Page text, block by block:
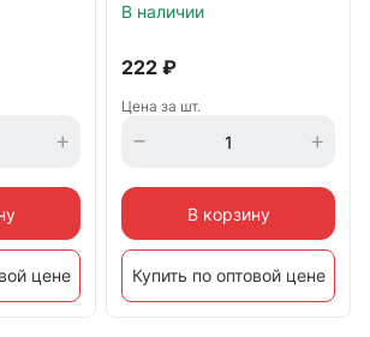
цене
В наличии
222 ₽
Цена за шт.
В корзину
Купить по оптовой цене